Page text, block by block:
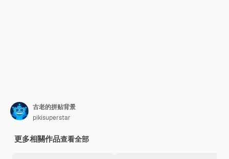
古老的拼贴背景
pikisuperstar
更多相關作品查看全部